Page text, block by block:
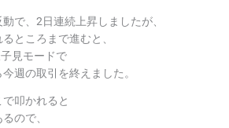
で、2日連続上昇しましたが、
ところまで進むと、
見モードで
週の取引を終えました。
叩かれると
ので、